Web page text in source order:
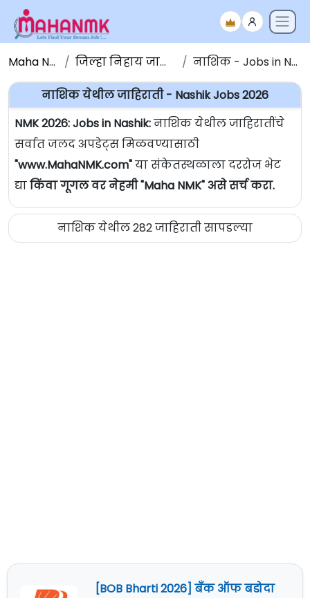
Maha NMK जिल्हा निहाय जाहिराती नाशिक - Jobs in Nashik
नाशिक येथील जाहिराती - Nashik Jobs 2026
NMK 2026: Jobs in Nashik:नाशिक येथील जाहिरातींचे
सर्वात जलद अपडेट्स मिळवण्यासाठी
"www.MahaNMK.com"या संकेतस्थळाला दररोज भेट
द्याकिंवा गूगल वर नेहमी "Maha NMK" असे सर्च करा.
नाशिक येथील 282 जाहिराती सापडल्या
[BOB Bharti 2026] बँक ऑफ बडोदा